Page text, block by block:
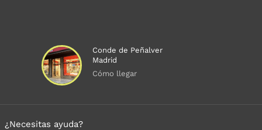
Conde de Peñalver
Madrid
Cómo llegar
¿Necesitas ayuda?